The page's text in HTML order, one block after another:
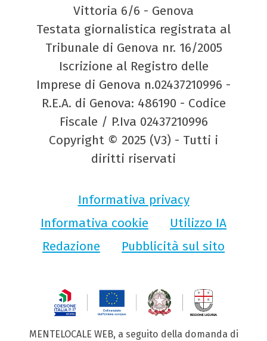
Vittoria 6/6 - Genova
Testata giornalistica registrata al
Tribunale di Genova nr. 16/2005
Iscrizione al Registro delle
Imprese di Genova n.02437210996 -
R.E.A. di Genova: 486190 - Codice
Fiscale / P.Iva 02437210996
Copyright © 2025 (V3) - Tutti i
diritti riservati
Informativa privacy
Informativa cookie
Utilizzo IA
Redazione
Pubblicità sul sito
MENTELOCALE WEB, a seguito della domanda di